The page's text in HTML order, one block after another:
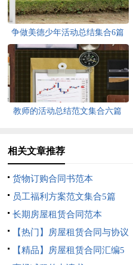
争做美德少年活动总结集合6篇
教师的活动总结范文集合六篇
相关文章推荐
货物订购合同书范本
员工福利方案范文集合5篇
长期房屋租赁合同范本
【热门】房屋租赁合同与协议
书3篇
【精品】房屋租赁合同汇编5